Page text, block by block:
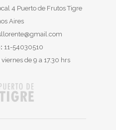
4 Puerto de Frutos Tigre
Aires
11-54030510
de 9 a 17.30 hrs